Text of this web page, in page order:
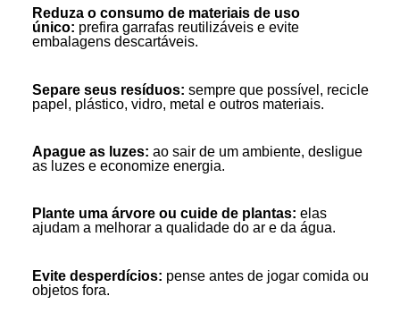
Reduza o consumo de materiais de uso
único: prefira garrafas reutilizáveis e evite
embalagens descartáveis.
Separe seus resíduos: sempre que possível, recicle
papel, plástico, vidro, metal e outros materiais.
Apague as luzes: ao sair de um ambiente, desligue
as luzes e economize energia.
Plante uma árvore ou cuide de plantas: elas
ajudam a melhorar a qualidade do ar e da água.
Evite desperdícios: pense antes de jogar comida ou
objetos fora.